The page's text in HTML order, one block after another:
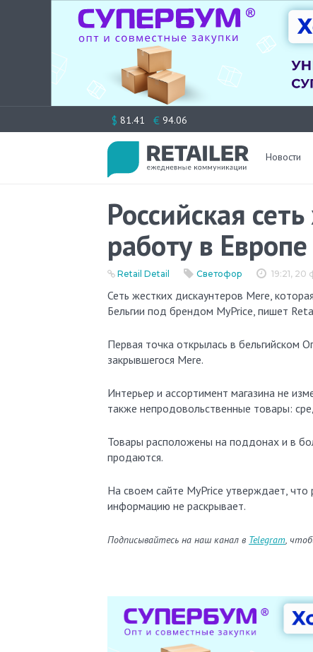
к
$ 81.41 € 94.06
Новости
Российская
работу в
19:21,
Retail Detail Светофор
Сеть жестких дискаунтеров Mere, которая принадлежит владельцам «Светофора», вернулась на рынок
Бельгии под брендом MyPrice, пишет
Первая точка открылась в бельгийском
закрывшегося Mere.
Интерьер и ассортимент магазина не
также непродовольственные товары:
Товары расположены на поддонах и в
продаются.
На своем сайте MyPrice утверждает,
информацию не раскрывает.
Подписывайтесь на наш канал в Telegram,